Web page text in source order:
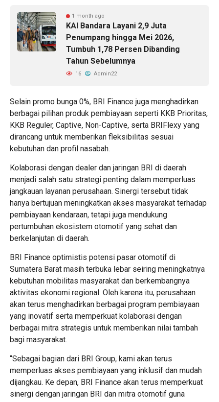
1 month ago
KAI Bandara Layani 2,9 Juta
Penumpang hingga Mei 2026,
Tumbuh 1,78 Persen Dibanding
Tahun Sebelumnya
16 Admin22
Selain promo bunga 0%, BRI Finance juga menghadirkan
berbagai pilihan produk pembiayaan seperti KKB Prioritas,
KKB Reguler, Captive, Non-Captive, serta BRIFlexy yang
dirancang untuk memberikan fleksibilitas sesuai
kebutuhan dan profil nasabah.
Kolaborasi dengan dealer dan jaringan BRI di daerah
menjadi salah satu strategi penting dalam memperluas
jangkauan layanan perusahaan. Sinergi tersebut tidak
hanya bertujuan meningkatkan akses masyarakat terhadap
pembiayaan kendaraan, tetapi juga mendukung
pertumbuhan ekosistem otomotif yang sehat dan
berkelanjutan di daerah.
BRI Finance optimistis potensi pasar otomotif di
Sumatera Barat masih terbuka lebar seiring meningkatnya
kebutuhan mobilitas masyarakat dan berkembangnya
aktivitas ekonomi regional. Oleh karena itu, perusahaan
akan terus menghadirkan berbagai program pembiayaan
yang inovatif serta memperkuat kolaborasi dengan
berbagai mitra strategis untuk memberikan nilai tambah
bagi masyarakat.
“Sebagai bagian dari BRI Group, kami akan terus
memperluas akses pembiayaan yang inklusif dan mudah
dijangkau. Ke depan, BRI Finance akan terus memperkuat
sinergi dengan jaringan BRI dan mitra otomotif guna